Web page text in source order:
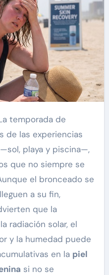
de las experiencias
playa y piscina—,
que no siempre se
el bronceado se
a su fin,
que la
radiación solar, el
y la humedad puede
en la piel
si no se